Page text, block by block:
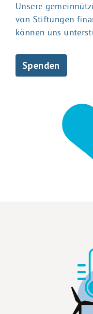
Unsere
von Stiftungen
können uns
Spenden